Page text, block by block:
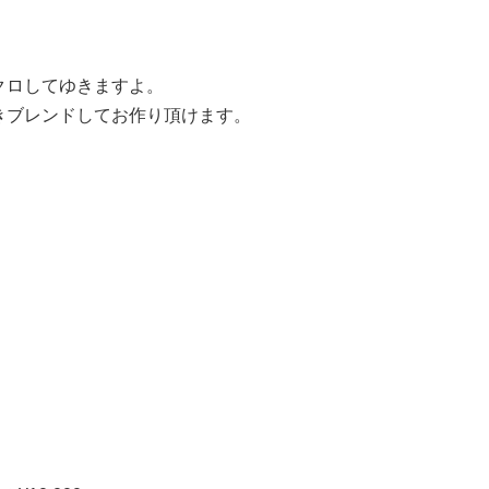
ロしてゆきますよ。
レンドしてお作り頂けます。